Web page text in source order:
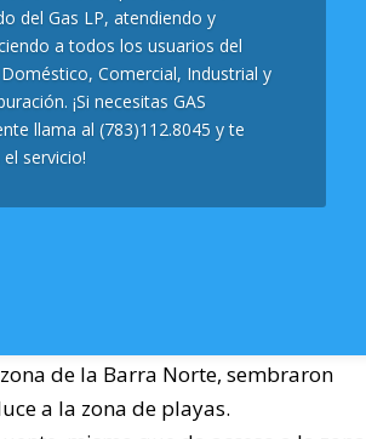
del Gas LP, atendiendo y
a todos los usuarios del
Comercial, Industrial y
¡Si necesitas GAS
llama al (783)112.8045 y te
servicio!
de la Barra Norte, sembraron
a la zona de playas.